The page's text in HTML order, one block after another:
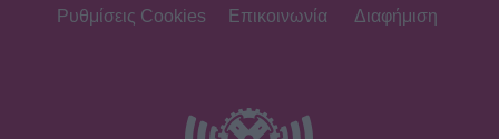
του Αυγούστου, τα απίθανα beach
Ρυθμίσεις Cookies Επικοινωνία Διαφήμιση